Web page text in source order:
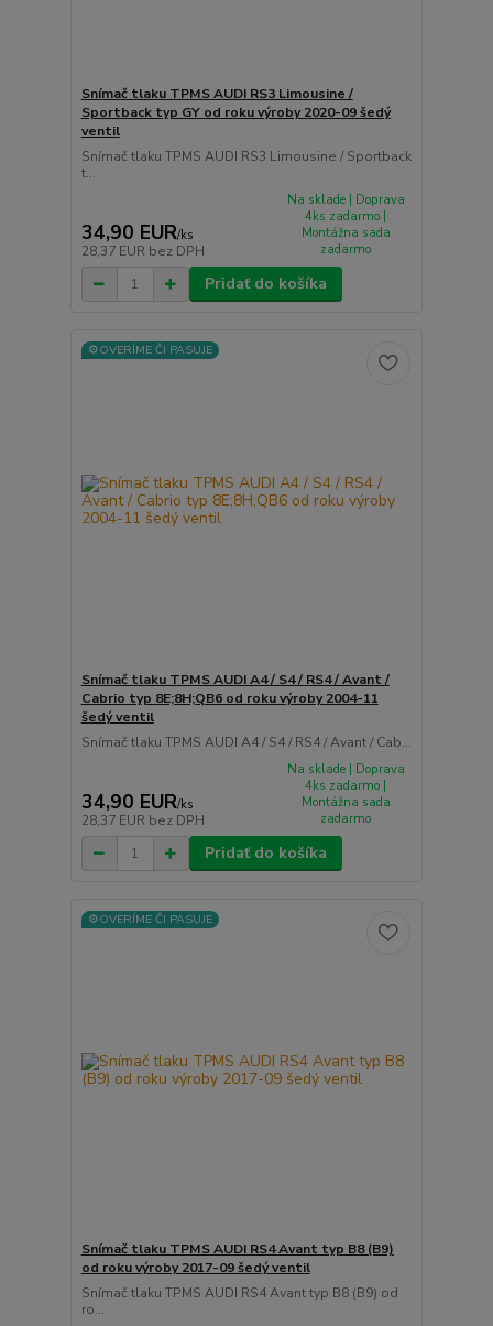
Snímač tlaku TPMS AUDI RS3 Limousine /
Sportback typ GY od roku výroby 2020-09 šedý
ventil
Snímač tlaku TPMS AUDI RS3 Limousine / Sportback
t...
34,90 EUR/ks
28,37 EUR bez DPH
Na sklade | Doprava
4ks zadarmo |
Montážna sada
zadarmo
Pridať do košíka
⚙️OVERÍME ČI PASUJE
Snímač tlaku TPMS AUDI A4 / S4 / RS4 / Avant /
Cabrio typ 8E;8H;QB6 od roku výroby 2004-11
šedý ventil
Snímač tlaku TPMS AUDI A4 / S4 / RS4 / Avant / Cab...
34,90 EUR/ks
28,37 EUR bez DPH
Na sklade | Doprava
4ks zadarmo |
Montážna sada
zadarmo
Pridať do košíka
⚙️OVERÍME ČI PASUJE
Snímač tlaku TPMS AUDI RS4 Avant typ B8 (B9)
od roku výroby 2017-09 šedý ventil
Snímač tlaku TPMS AUDI RS4 Avant typ B8 (B9) od
ro...